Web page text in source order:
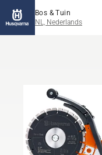
Bos & Tuin
NL, Nederlands